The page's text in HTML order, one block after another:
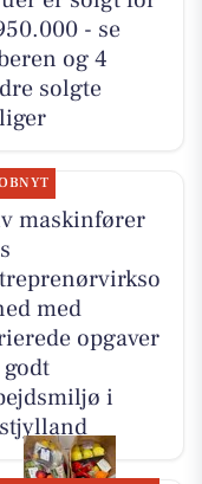
- se
og 4
solgte
maskinfører
med
opgaver
i